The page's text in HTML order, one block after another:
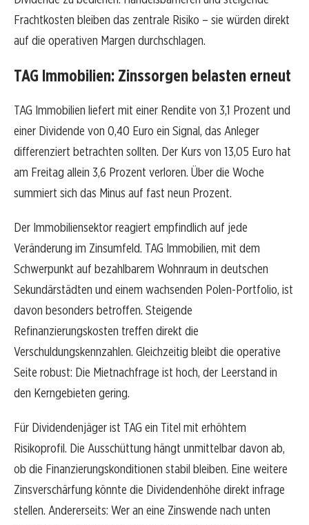
Frachtkosten bleiben das zentrale Risiko – sie würden direkt
auf die operativen Margen durchschlagen.
TAG Immobilien: Zinssorgen belasten erneut
TAG Immobilien liefert mit einer Rendite von 3,1 Prozent und
einer Dividende von 0,40 Euro ein Signal, das Anleger
differenziert betrachten sollten. Der Kurs von 13,05 Euro hat
am Freitag allein 3,6 Prozent verloren. Über die Woche
summiert sich das Minus auf fast neun Prozent.
Der Immobiliensektor reagiert empfindlich auf jede
Veränderung im Zinsumfeld. TAG Immobilien, mit dem
Schwerpunkt auf bezahlbarem Wohnraum in deutschen
Sekundärstädten und einem wachsenden Polen-Portfolio, ist
davon besonders betroffen. Steigende
Refinanzierungskosten treffen direkt die
Verschuldungskennzahlen. Gleichzeitig bleibt die operative
Seite robust: Die Mietnachfrage ist hoch, der Leerstand in
den Kerngebieten gering.
Für Dividendenjäger ist TAG ein Titel mit erhöhtem
Risikoprofil. Die Ausschüttung hängt unmittelbar davon ab,
ob die Finanzierungskonditionen stabil bleiben. Eine weitere
Zinsverschärfung könnte die Dividendenhöhe direkt infrage
stellen. Andererseits: Wer an eine Zinswende nach unten